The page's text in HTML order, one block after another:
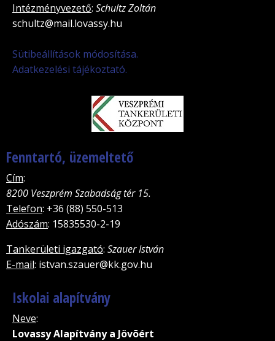
Intézményvezető: Schultz Zoltán
schultz@mail.lovassy.hu
Sütibeállítások módosítása.
Adatkezelési tájékoztató.
Fenntartó, üzemeltető
Cím:
8200 Veszprém Szabadság tér 15.
Telefon: +36 (88) 550-513
Adószám: 15835530-2-19
Tankerületi igazgató: Szauer István
E-mail: istvan.szauer@kk.gov.hu
Iskolai alapítvány
Neve:
Lovassy Alapítvány a Jövõért